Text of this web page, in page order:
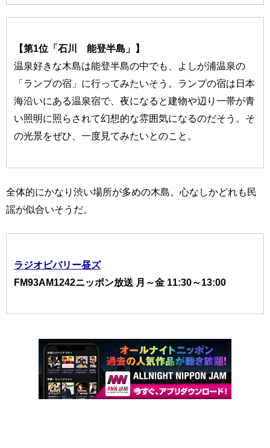
【第1位「石川 能登半島」】
温泉好きな木島は能登半島の中でも、よしが浦温泉の
「ランプの宿」に行ってみたいそう。ランプの宿は日本
海沿いにある温泉宿で、夜になると建物や辺り一帯が青
い照明に照らされて幻想的な雰囲気になるのだそう。そ
の光景をぜひ、一度見てみたいとのこと。
全体的にかなり渋い場所が多めの木島。心なしかどれも民
謡が似合いそうだ。
ラジオビバリー昼ズ
FM93AM1242ニッポン放送 月～金 11:30～13:00